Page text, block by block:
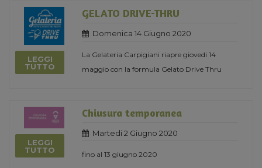
LEGGI
TUTTO
GELATO DRIVE-THRU
Domenica 14 Giugno 2020
La Gelateria Carpigiani riapre giovedi 14
maggio con la formula Gelato Drive Thru
LEGGI
TUTTO
Chiusura temporanea
Martedi 2 Giugno 2020
fino al 13 giugno 2020